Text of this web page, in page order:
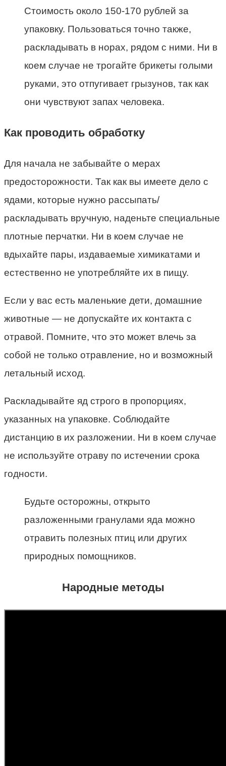
Стоимость около 150-170 рублей за
упаковку. Пользоваться точно также,
раскладывать в норах, рядом с ними. Ни в
коем случае не трогайте брикеты голыми
руками, это отпугивает грызунов, так как
они чувствуют запах человека.
Как проводить обработку
Для начала не забывайте о мерах
предосторожности. Так как вы имеете дело с
ядами, которые нужно рассыпать/
раскладывать вручную, наденьте специальные
плотные перчатки. Ни в коем случае не
вдыхайте пары, издаваемые химикатами и
естественно не употребляйте их в пищу.
Если у вас есть маленькие дети, домашние
животные — не допускайте их контакта с
отравой. Помните, что это может влечь за
собой не только отравление, но и возможный
летальный исход.
Раскладывайте яд строго в пропорциях,
указанных на упаковке. Соблюдайте
дистанцию в их разложении. Ни в коем случае
не используйте отраву по истечении срока
годности.
Будьте осторожны, открыто
разложенными гранулами яда можно
отравить полезных птиц или других
природных помощников.
Народные методы